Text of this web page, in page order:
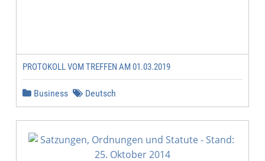
PROTOKOLL VOM TREFFEN AM 01.03.2019
Business Deutsch